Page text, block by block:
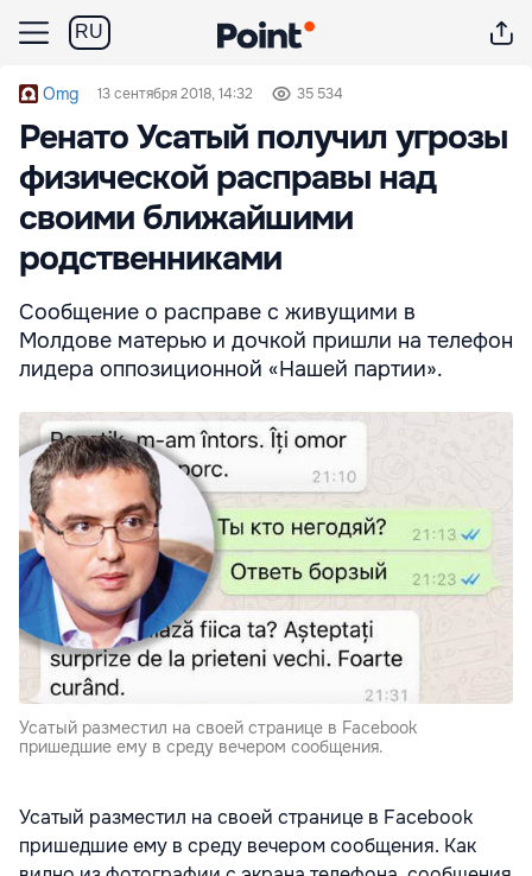
RU
Omg 13 сентября 2018, 14:32 35 534
Ренато Усатый получил угрозы
физической расправы над
своими ближайшими
родственниками
Сообщение о расправе с живущими в
Молдове матерью и дочкой пришли на телефон
лидера оппозиционной «Нашей партии».
Усатый разместил на своей странице в Facebook
пришедшие ему в среду вечером сообщения.
Усатый разместил на своей странице в Facebook
пришедшие ему в среду вечером сообщения. Как